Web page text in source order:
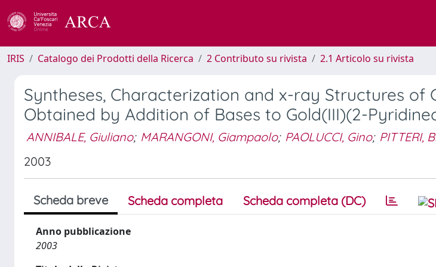
IRIS Catalogo dei Prodotti della Ricerca 2 Contributo su rivista 2.1 Articolo su rivista
Syntheses, Characterization and x-ray Structures of
Obtained by Addition of Bases to Gold(III)(2-
ANNIBALE, Giuliano; MARANGONI, Giampaolo; PAOLUCCI, Gino; PITTERI,
2003
Scheda breve Scheda completa Scheda completa (DC)
Anno pubblicazione
2003